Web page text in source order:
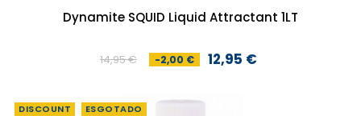
Dynamite SQUID Liquid Attractant 1LT
Preço
14,95 € -2,00 €
Preço12,95 €
DISCOUNT ESGOTADO